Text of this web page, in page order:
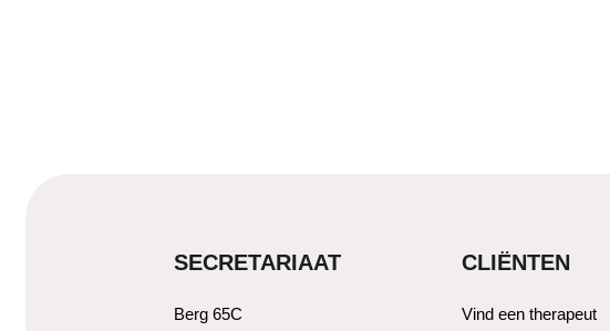
SECRETARIAAT
Berg 65C
CLIËNTEN
Vind een therapeut